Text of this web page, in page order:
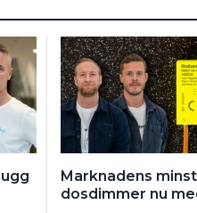
Marknadens
dosdimmer nu